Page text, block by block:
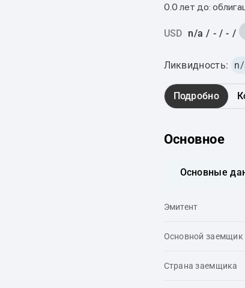
0.0 лет до:
USD n/a / - / - /
Ликвидность:
Подробно
Основное
Основные
Эмитент
Основной заемщик
Страна заемщика